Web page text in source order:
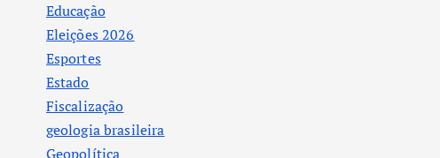
Educação
Eleições 2026
Esportes
Estado
Fiscalização
geologia brasileira
Geopolítica